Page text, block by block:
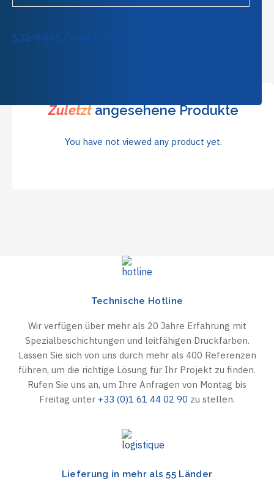
532-6405 Grundierung ETFE-Pulver Grün
Zuletztangesehene Produkte
You have not viewed any product yet.
Technische Hotline
Wir verfügen über mehr als 20 Jahre Erfahrung mit
Spezialbeschichtungen und leitfähigen Druckfarben.
Lassen Sie sich von uns durch mehr als 400 Referenzen
führen, um die richtige Lösung für Ihr Projekt zu finden.
Rufen Sie uns an, um Ihre Anfragen von Montag bis
Freitag unter +33 (0)1 61 44 02 90 zu stellen.
Lieferung in mehr als 55 Länder